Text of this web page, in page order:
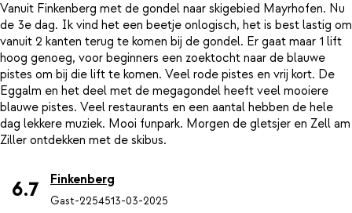
Vanuit Finkenberg met de gondel naar skigebied Mayrhofen. Nu
de 3e dag. Ik vind het een beetje onlogisch, het is best lastig om
vanuit 2 kanten terug te komen bij de gondel. Er gaat maar 1 lift
hoog genoeg, voor beginners een zoektocht naar de blauwe
pistes om bij die lift te komen. Veel rode pistes en vrij kort. De
Eggalm en het deel met de megagondel heeft veel mooiere
blauwe pistes. Veel restaurants en een aantal hebben de hele
dag lekkere muziek. Mooi funpark. Morgen de gletsjer en Zell am
6.7 Finkenberg
Gast-2254513-03-2025